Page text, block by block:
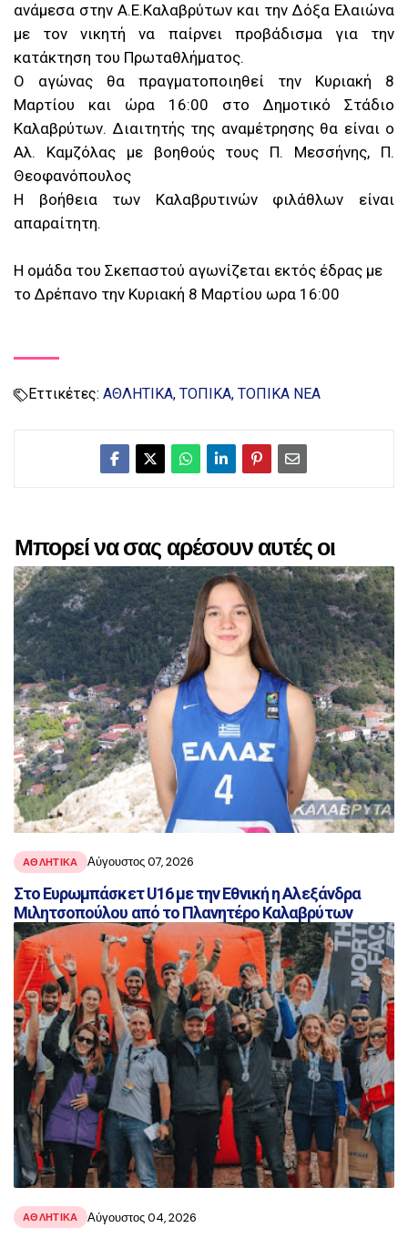
ανάμεσα στην Α.Ε.Καλαβρύτων και την Δόξα Ελαιώνα
με τον νικητή να παίρνει προβάδισμα για την
κατάκτηση του Πρωταθλήματος.
Ο αγώνας θα πραγματοποιηθεί την Κυριακή 8
Μαρτίου και ώρα 16:00 στο Δημοτικό Στάδιο
Καλαβρύτων. Διαιτητής της αναμέτρησης θα είναι ο
Αλ. Καμζόλας με βοηθούς τους Π. Μεσσήνης, Π.
Θεοφανόπουλος
Η βοήθεια των Καλαβρυτινών φιλάθλων είναι
απαραίτητη.
Η ομάδα του Σκεπαστού αγωνίζεται εκτός έδρας με
το Δρέπανο την Κυριακή 8 Μαρτίου ωρα 16:00
Εττικέτες: ΑΘΛΗΤΙΚΑ ΤΟΠΙΚΑ ΤΟΠΙΚΑ ΝΕΑ
Μπορεί να σας αρέσουν αυτές οι
αναρτήσεις
ΑΘΛΗΤΙΚΑ Αύγουστος 07, 2026
Στο Ευρωμπάσκετ U16 με την Εθνική η Αλεξάνδρα
Μιλητσοπούλου από το Πλανητέρο Καλαβρύτων
ΑΘΛΗΤΙΚΑ Αύγουστος 04, 2026